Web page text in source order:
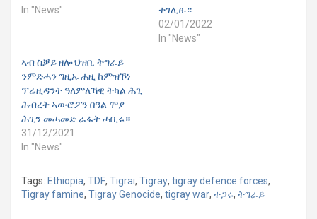
In "News"
ተገሊፁ።
02/01/2022
In "News"
ኣብ ስቓይ ዘሎ ህዝቢ ትግራይ
ንምድሓን ግዚኡ ሐዚ ከምዝኾነ
ፕሬዚዳንት ዓለምለኻዊ ትካል ሕጊ
ሕብረት ኣውሮፖን በዓል ሞያ
ሕጊን መሓመድ ራፋት ሓቢሩ።
31/12/2021
In "News"
Tags: Ethiopia, TDF, Tigrai, Tigray, tigray defence forces,
Tigray famine, Tigray Genocide, tigray war, ተጋሩ, ትግራይ